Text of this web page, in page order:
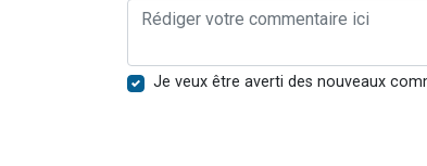
Je veux être averti des nouveaux